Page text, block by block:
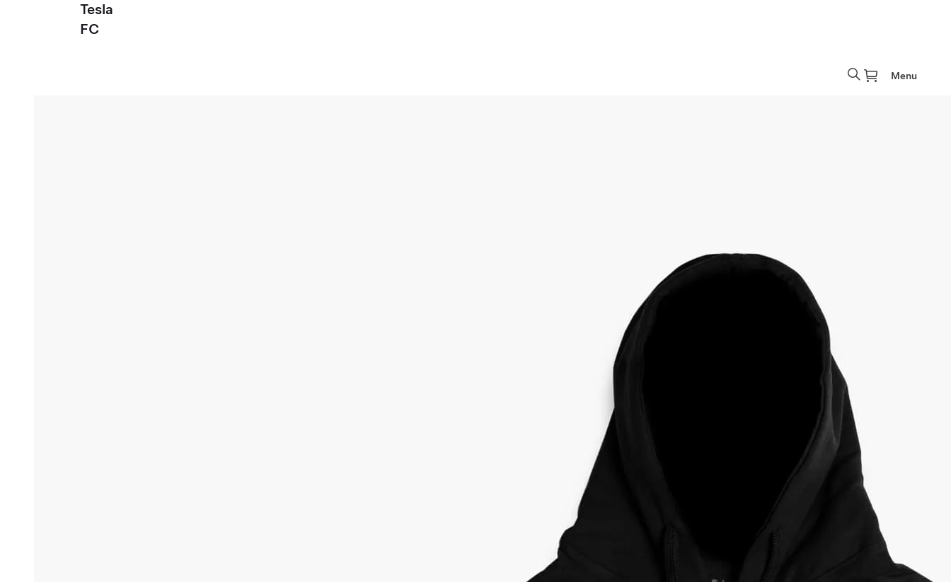
Tesla
FC
Menu